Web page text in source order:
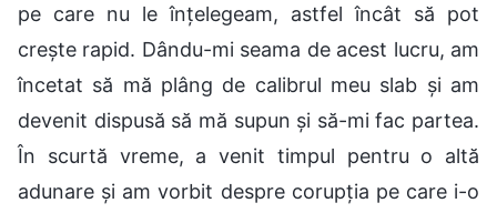
pe care nu le înțelegeam, astfel încât să pot
crește rapid. Dându-mi seama de acest lucru, am
încetat să mă plâng de calibrul meu slab și am
devenit dispusă să mă supun și să-mi fac partea.
În scurtă vreme, a venit timpul pentru o altă
adunare și am vorbit despre corupția pe care i-o